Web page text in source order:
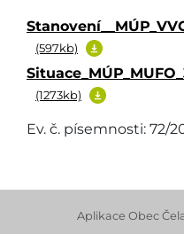
(597kb)
(1273kb)
Ev. č. písemnosti: 72/
Aplikace Obec